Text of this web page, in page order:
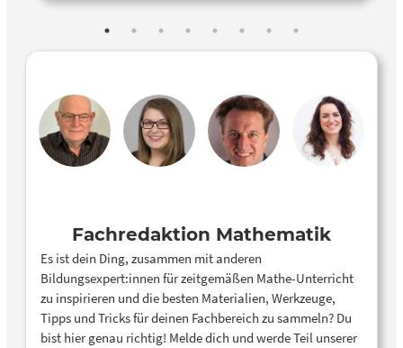
Fakultät weitere Ausstellungsobjekte für Euch auf. Die
Ausstellung enthält Exponate aus verschiedenen
Reihen * Nash-Gleichgewicht * Lissajous-
Zeichenmaschine * Verfolgende Käfer * Interaktiver
Rechenschieber * Bézier-Kurven * Das Buffon-
Experiment * Der Moiré-Effekt * das Benfordsche
Fachredaktion Mathematik
Es ist dein Ding, zusammen mit anderen
Bildungsexpert:innen für zeitgemäßen Mathe-Unterricht
zu inspirieren und die besten Materialien, Werkzeuge,
Tipps und Tricks für deinen Fachbereich zu sammeln? Du
bist hier genau richtig! Melde dich und werde Teil unserer